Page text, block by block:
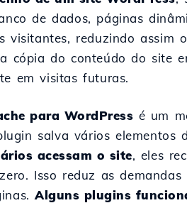
de dados, páginas
visitantes, reduzindo assim
cópia do conteúdo do site
em visitas futuras.
para WordPress é um
salva vários elementos
acessam o site, eles
Isso reduz as
Alguns plugins